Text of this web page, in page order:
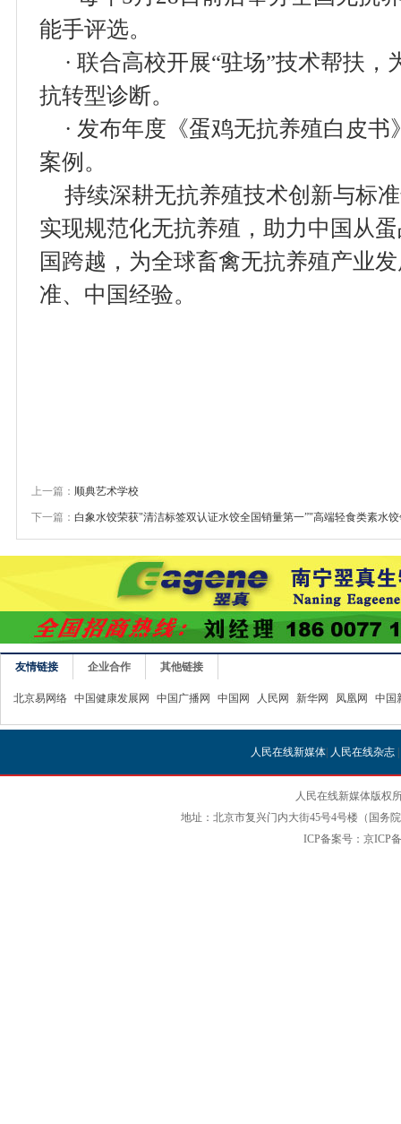
能手评选。
· 联合高校开展“驻场”技术帮扶
抗转型诊断。
· 发布年度《蛋鸡无抗养殖白皮
案例。
持续深耕无抗养殖技术创新与标
实现规范化无抗养殖，助力中国从
国跨越，为全球畜禽无抗养殖产业
准、中国经验。
上一篇： 顺典艺术学校
下一篇： 白象水饺荣获"清洁标签双认证水饺全国销量第一”"高端轻食类素水
友情链接 企业合作 其他链接
北京易网络 中国健康发展网 中国广播网 中国网 人民网 新华网 凤凰网 中国
人民在线新媒体| 人民在线杂志|
人民在线新媒体版权
地址：北京市复兴门内大街45号4号楼（国务
ICP备案号：京ICP